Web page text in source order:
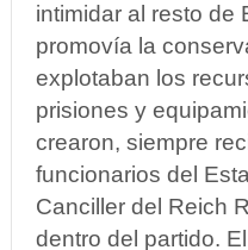
intimidar al resto de
promovía la
explotaban los
prisiones y
crearon, siempre
funcionarios del
Canciller del Reich
dentro del partido.